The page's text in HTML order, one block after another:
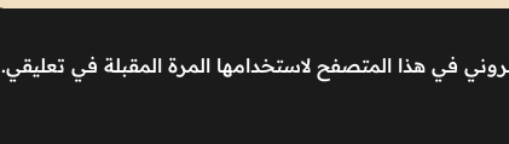
في هذا المتصفح لاستخدامها المرة المقبلة في تعليقي.